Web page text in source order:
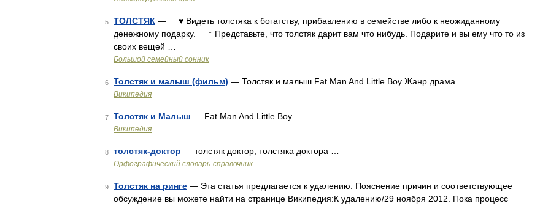
5 ТОЛСТЯК — ♥ Видеть толстяка к богатству, прибавлению в семействе либо к неожиданному
денежному подарку. ↑ Представьте, что толстяк дарит вам что нибудь. Подарите и вы ему что то из
своих вещей …
Большой семейный сонник
6 Толстяк и малыш (фильм) — Толстяк и малыш Fat Man And Little Boy Жанр драма …
Википедия
7 Толстяк и Малыш — Fat Man And Little Boy …
Википедия
8 толстяк-доктор — толстяк доктор, толстяка доктора …
Орфографический словарь-справочник
9 Толстяк на ринге — Эта статья предлагается к удалению. Пояснение причин и соответствующее
обсуждение вы можете найти на странице Википедия:К удалению/29 ноября 2012. Пока процесс